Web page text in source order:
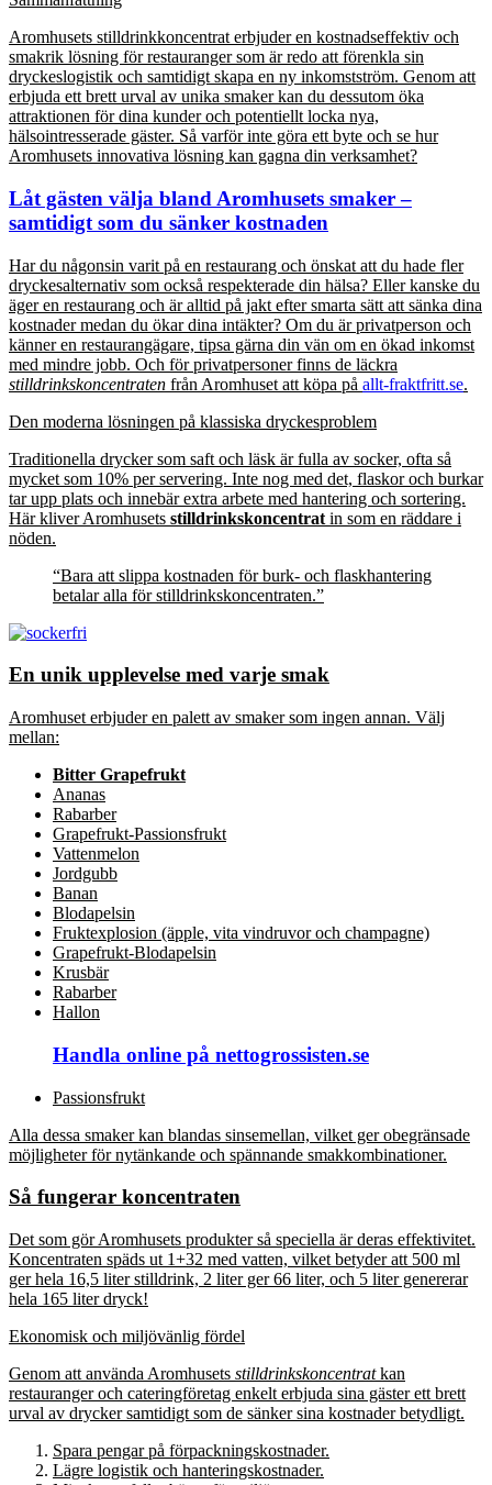
Aromhusets stilldrinkkoncentrat erbjuder en kostnadseffektiv och
smakrik lösning för restauranger som är redo att förenkla sin
dryckeslogistik och samtidigt skapa en ny inkomstström. Genom att
erbjuda ett brett urval av unika smaker kan du dessutom öka
attraktionen för dina kunder och potentiellt locka nya,
hälsointresserade gäster. Så varför inte göra ett byte och se hur
Aromhusets innovativa lösning kan gagna din verksamhet?
Låt gästen välja bland Aromhusets smaker –
samtidigt som du sänker kostnaden
Har du någonsin varit på en restaurang och önskat att du hade fler
dryckesalternativ som också respekterade din hälsa? Eller kanske du
äger en restaurang och är alltid på jakt efter smarta sätt att sänka dina
kostnader medan du ökar dina intäkter? Om du är privatperson och
känner en restaurangägare, tipsa gärna din vän om en ökad inkomst
med mindre jobb. Och för privatpersoner finns de läckra
stilldrinkskoncentraten från Aromhuset att köpa på allt-fraktfritt.se.
Den moderna lösningen på klassiska dryckesproblem
Traditionella drycker som saft och läsk är fulla av socker, ofta så
mycket som 10% per servering. Inte nog med det, flaskor och burkar
tar upp plats och innebär extra arbete med hantering och sortering.
Här kliver Aromhusets stilldrinkskoncentrat in som en räddare i
nöden.
“Bara att slippa kostnaden för burk- och flaskhantering
betalar alla för stilldrinkskoncentraten.”
En unik upplevelse med varje smak
Aromhuset erbjuder en palett av smaker som ingen annan. Välj
mellan:
Bitter Grapefrukt
Ananas
Rabarber
Grapefrukt-Passionsfrukt
Vattenmelon
Jordgubb
Banan
Blodapelsin
Fruktexplosion (äpple, vita vindruvor och champagne)
Grapefrukt-Blodapelsin
Krusbär
Rabarber
Hallon
Handla online på nettogrossisten.se
Passionsfrukt
Alla dessa smaker kan blandas sinsemellan, vilket ger obegränsade
möjligheter för nytänkande och spännande smakkombinationer.
Så fungerar koncentraten
Det som gör Aromhusets produkter så speciella är deras effektivitet.
Koncentraten späds ut 1+32 med vatten, vilket betyder att 500 ml
ger hela 16,5 liter stilldrink, 2 liter ger 66 liter, och 5 liter genererar
hela 165 liter dryck!
Ekonomisk och miljövänlig fördel
Genom att använda Aromhusets stilldrinkskoncentratkan
restauranger och cateringföretag enkelt erbjuda sina gäster ett brett
urval av drycker samtidigt som de sänker sina kostnader betydligt.
Spara pengar på förpackningskostnader.
Lägre logistik och hanteringskostnader.